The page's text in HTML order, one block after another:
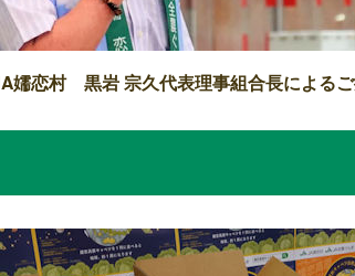
嬬恋村 黒岩 宗久代表理事組合長による